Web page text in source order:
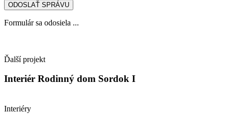
ODOSLAŤ SPRÁVU
Formulár sa odosiela ...
Ďalší projekt
Interiér Rodinný dom Sordok I
Interiéry